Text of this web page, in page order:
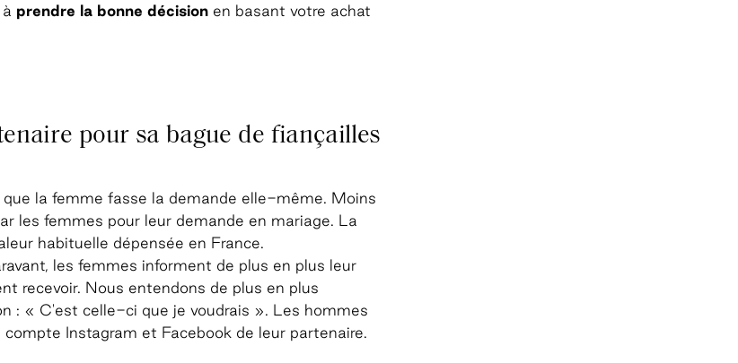
prendre la bonne décision en basant votre achat
pour sa bague de fiançailles
la femme fasse la demande elle-même. Moins
les femmes pour leur demande en mariage. La
habituelle dépensée en France.
les femmes informent de plus en plus leur
recevoir. Nous entendons de plus en plus
: « C'est celle-ci que je voudrais ». Les hommes
Instagram et Facebook de leur partenaire.